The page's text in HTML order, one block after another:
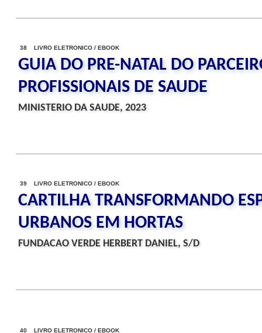
38 LIVRO ELETRONICO / EBOOK
GUIA DO PRE-NATAL DO
PROFISSIONAIS DE SAUDE
MINISTERIO DA SAUDE, 2023
39 LIVRO ELETRONICO / EBOOK
CARTILHA TRANSFORMANDO
URBANOS EM HORTAS
FUNDACAO VERDE HERBERT DANIEL, S/D
40 LIVRO ELETRONICO / EBOOK